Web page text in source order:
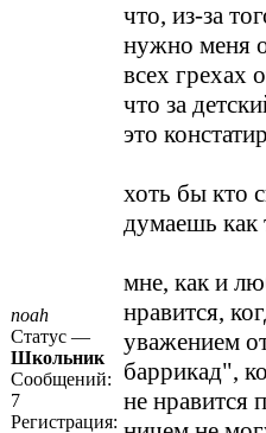
noah
Статус —
Школьник
Сообщений:
7
Регистрация:
что, из-за
нужно меня
всех грехах
что за
это
хоть бы кто
думаешь как
мне, как и
нравится,
уважением
баррикад",
не нравится